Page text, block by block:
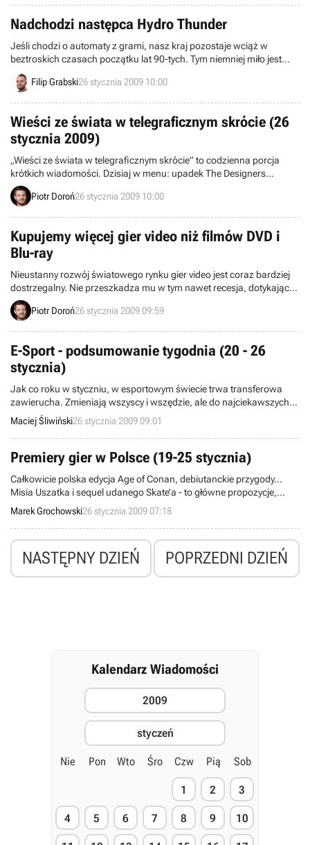
Nadchodzi następca Hydro Thunder
Jeśli chodzi o automaty z grami, nasz kraj pozostaje wciąż w
beztroskich czasach początku lat 90-tych. Tym niemniej miło jest
poczytać o nowych produktach tego typu, nawet jeśli obejrzeć je
można tylko w Internecie.
Filip Grabski26 stycznia 2009 10:00
Wieści ze świata w telegraficznym skrócie (26
stycznia 2009)
„Wieści ze świata w telegraficznym skrócie” to codzienna porcja
krótkich wiadomości. Dzisiaj w menu: upadek The Designers
Republic, City Interactive rozpoczyna współprace z Nintendo, twórca
Braid o przyszłości, konkurs Gears of War 2 i inne. Zapraszamy do
Piotr Doroń26 stycznia 2009 10:00
Kupujemy więcej gier video niż filmów DVD i
Blu-ray
Nieustanny rozwój światowego rynku gier video jest coraz bardziej
dostrzegalny. Nie przeszkadza mu w tym nawet recesja, dotykająca
wszystkie gałęzie światowego przemysłu. Tym razem świadczą o
tym dane przedstawione przez grupę badawczą Media Control GfK
Piotr Doroń26 stycznia 2009 09:59
E-Sport - podsumowanie tygodnia (20 - 26
stycznia)
Jak co roku w styczniu, w esportowym świecie trwa transferowa
zawierucha. Zmieniają wszyscy i wszędzie, ale do najciekawszych
transferów dochodzi jak zwykle na scenie Counter Strike 1.6. W
ubiegłym tygodniu pierwszy raz od 2 lat swój skład zmieniła drużyna
fnatic, zaliczana do ścisłej czołówki światowej.
Maciej Śliwiński26 stycznia 2009 09:01
Premiery gier w Polsce (19-25 stycznia)
Całkowicie polska edycja Age of Conan, debiutanckie przygody…
Misia Uszatka i sequel udanego Skate’a - to główne propozycje,
jakimi uraczyli nas w ubiegłym tygodniu rodzimi dystrybutorzy gier.
Łącznie na naszym rynku ukazało się pięć nowości, a plany
wydawnicze firm z krajowego podwórka wzbogaciły się o cztery
nadchodzące tytuły.
Marek Grochowski26 stycznia 2009 07:18
NASTĘPNY DZIEŃ POPRZEDNI DZIEŃ
Kalendarz Wiadomości
2009
styczeń
Nie Pon Wto Śro Czw Pią Sob
1 2 3
4 5 6 7 8 9 10